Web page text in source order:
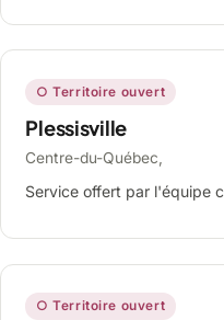
○ Territoire ouvert
Plessisville
Centre-du-Québec,
Service offert par l'équipe
○ Territoire ouvert